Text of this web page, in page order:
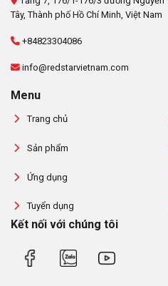
Tây, Thành phố Hồ Chí Minh, Việt Nam
+84823304086
info@redstarvietnam.com
Menu
Trang chủ
Sản phẩm
Ứng dụng
Tuyển dụng
Kết nối với chúng tôi